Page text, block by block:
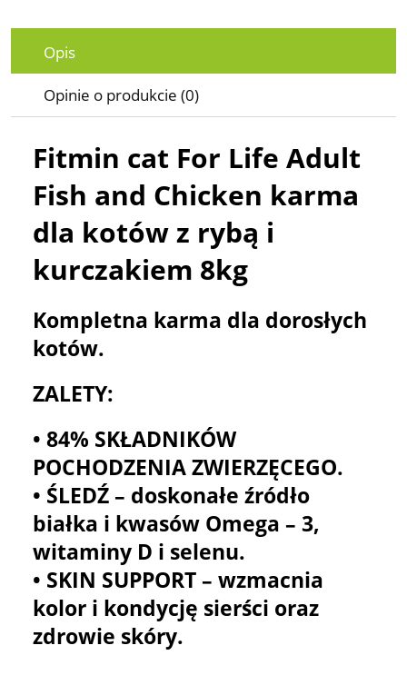
Opis
Opinie o produkcie (0)
Fitmin cat For Life Adult
Fish and Chicken karma
dla kotów z rybą i
kurczakiem 8kg
Kompletna karma dla dorosłych
kotów.
ZALETY:
• 84% SKŁADNIKÓW
POCHODZENIA ZWIERZĘCEGO.
• ŚLEDŹ – doskonałe źródło
białka i kwasów Omega – 3,
witaminy D i selenu.
• SKIN SUPPORT – wzmacnia
kolor i kondycję sierści oraz
zdrowie skóry.